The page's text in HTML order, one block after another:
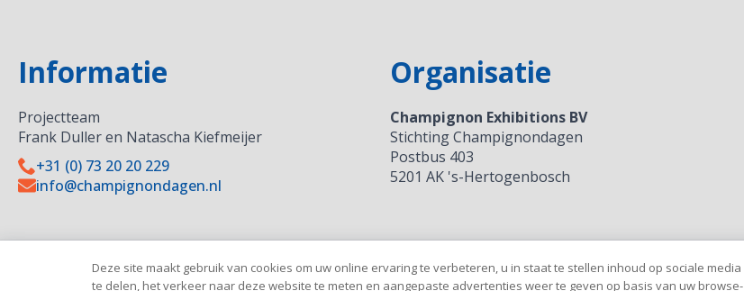
Informatie
Projectteam
Frank Duller en Natascha Kiefmeijer
+31 (0) 73 20 20 229
info@champignondagen.nl
Organisatie
Champignon Exhibitions BV
Stichting Champignondagen
Postbus 403
5201 AK 's-Hertogenbosch
Deze site maakt gebruik van cookies om uw online ervaring te verbeteren, u in staat te stellen inhoud op sociale media
te delen, het verkeer naar deze website te meten en aangepaste advertenties weer te geven op basis van uw browse-